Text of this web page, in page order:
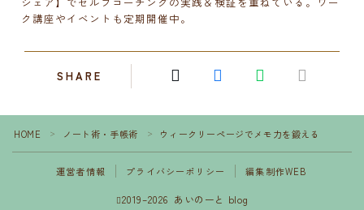
ク講座やイベントも定期開催中。
SHARE
HOME ＞ ノート術・手帳術 ＞ ウィークリーページでメモ力を鍛える
運営者情報 プライバシーポリシー 編集制作WEB
2019–2026 あいのーと blog